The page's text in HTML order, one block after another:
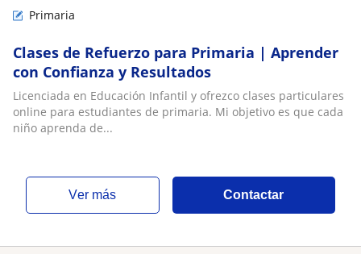
Primaria
Clases de Refuerzo para Primaria | Aprender
con Confianza y Resultados
Licenciada en Educación Infantil y ofrezco clases particulares
online para estudiantes de primaria. Mi objetivo es que cada
niño aprenda de...
ver más Contactar